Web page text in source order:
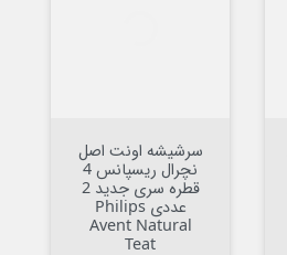
سرشیشه اونت اصل
نچرال ریسپانس 4
قطره سری جدید 2
عددی Philips
Avent Natural
Teat